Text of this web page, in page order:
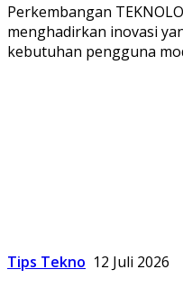
Perkembangan
menghadirkan inovasi
kebutuhan pengguna
Tips Tekno 12 Juli 2026